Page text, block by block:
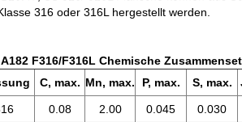
316 oder 316L hergestellt werden.
F316/F316L Chemische
C, max. Mn, max. P, max. S, max.
0.08 2.00 0.045 0.030